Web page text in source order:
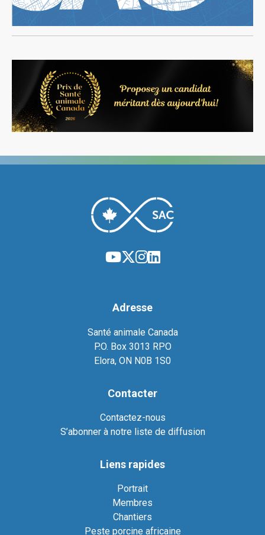
Adresse
Santé animale Canada
P.O. Box 3013 RPO
Elora, ON N0B 1S0
Contacter
Contactez-nous
S’abonner à notre liste de diffusion
Liens rapides
Portrait
Membres
Chantiers
Peste porcine africaine